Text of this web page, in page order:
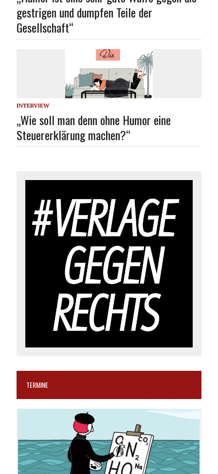
gestrigen und dumpfen Teile der
Gesellschaft“
INTERVIEW
„Wie soll man denn ohne Humor eine
Steuererklärung machen?“
TERMINE